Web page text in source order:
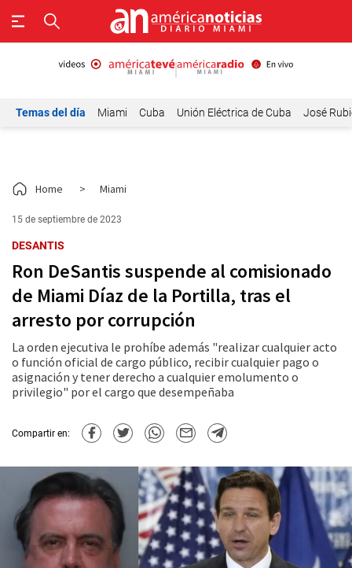
Temas del día Miami Cuba Unión Eléctrica de Cuba José
Home > Miami
15 de septiembre de 2023
DESANTIS
Ron DeSantis suspende al comisionado
de Miami Díaz de la Portilla, tras el
arresto por corrupción
La orden ejecutiva le prohíbe además "realizar cualquier acto
o función oficial de cargo público, recibir cualquier pago o
asignación y tener derecho a cualquier emolumento o
privilegio" por el cargo que desempeñaba
Compartir en: